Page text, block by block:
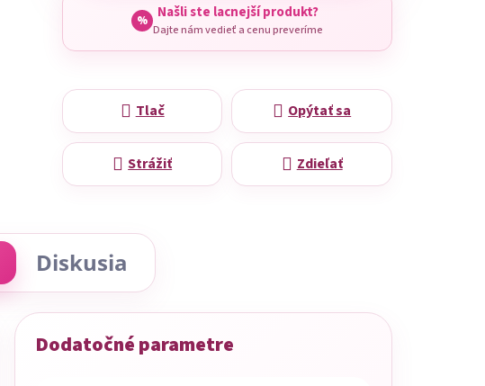
% Našli ste lacnejší produkt?
Dajte nám vedieť a cenu preveríme
Tlač Opýtať sa
Strážiť Zdieľať
Diskusia
Dodatočné parametre